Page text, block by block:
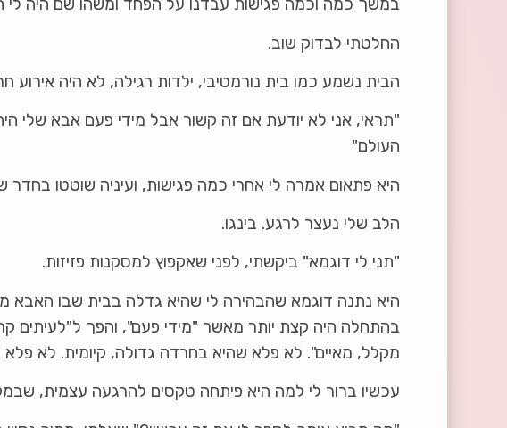
במשך כמה וכמה פגישות עבדנו על הפחד ומשהו שם היה לי
החלטתי לבדוק שוב.
הבית נשמע כמו בית נורמטיבי, ילדות רגילה, לא היה אירוע
"תראי, אני לא יודעת אם זה קשור אבל מידי פעם אבא שלי
העולם"
היא פתאום אמרה לי אחרי כמה פגישות, ועיניה שוטטו בחדר
הלב שלי נעצר לרגע. בינגו.
"תני לי דוגמא" ביקשתי, לפני שאקפוץ למסקנות פזיזות.
היא נתנה דוגמא שהבהירה לי שהיא גדלה בבית שבו האבא
בהתחלה היה קצת יותר מאשר "מידי פעם", והפך ל"לעיתים
מקלל, מאיים". לא פלא שהיא בחרדה גדולה, קיומית. לא
עכשיו ברור לי למה היא פיתחה טקסים להרגעה עצמית,